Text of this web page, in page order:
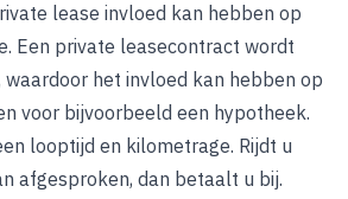
lease invloed kan hebben op
Een private leasecontract wordt
het invloed kan hebben op
voor bijvoorbeeld een hypotheek.
looptijd en kilometrage. Rijdt u
afgesproken, dan betaalt u bij.